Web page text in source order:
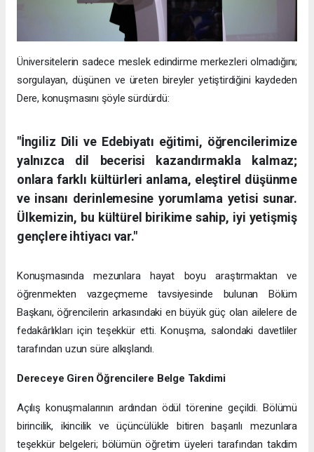
Üniversitelerin sadece meslek edindirme merkezleri olmadığını;
sorgulayan, düşünen ve üreten bireyler yetiştirdiğini kaydeden
Dere, konuşmasını şöyle sürdürdü:
"İngiliz Dili ve Edebiyatı eğitimi, öğrencilerimize
yalnızca dil becerisi kazandırmakla kalmaz;
onlara farklı kültürleri anlama, eleştirel düşünme
ve insanı derinlemesine yorumlama yetisi sunar.
Ülkemizin, bu kültürel birikime sahip, iyi yetişmiş
gençlere ihtiyacı var."
Konuşmasında mezunlara hayat boyu araştırmaktan ve
öğrenmekten vazgeçmeme tavsiyesinde bulunan Bölüm
Başkanı, öğrencilerin arkasındaki en büyük güç olan ailelere de
fedakârlıkları için teşekkür etti. Konuşma, salondaki davetliler
tarafından uzun süre alkışlandı.
Dereceye Giren Öğrencilere Belge Takdimi
Açılış konuşmalarının ardından ödül törenine geçildi. Bölümü
birincilik, ikincilik ve üçüncülükle bitiren başarılı mezunlara
teşekkür belgeleri; bölümün öğretim üyeleri tarafından takdim